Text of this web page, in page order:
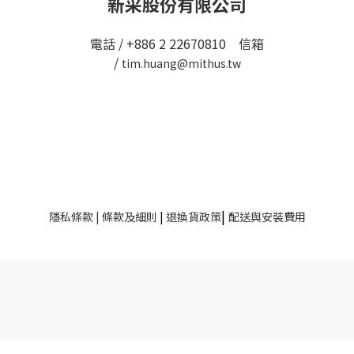
電話 / +886 2 22670810 信箱
/ tim.huang@mithus.tw
隱私條款| 條款及細則 | 退換貨政策| 配送與安裝費用